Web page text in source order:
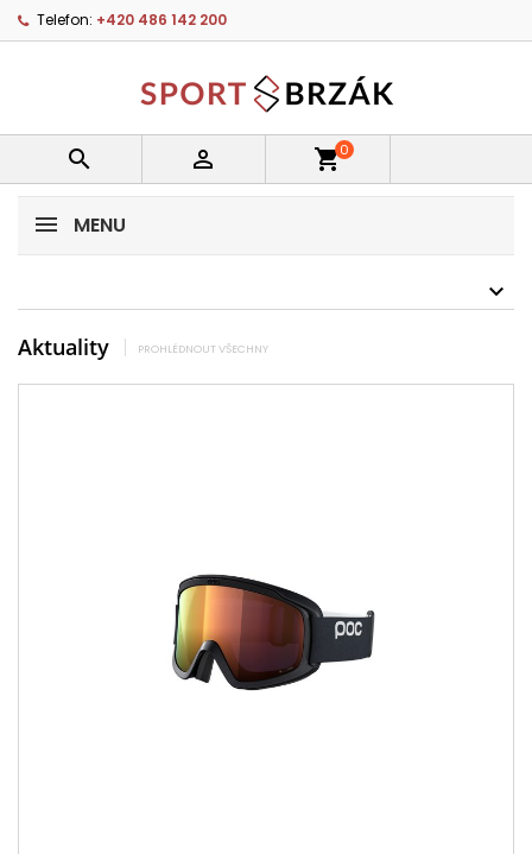
Telefon: +420 486 142 200
  shopping_cart0
MENU
Aktuality PROHLÉDNOUT VŠECHNY